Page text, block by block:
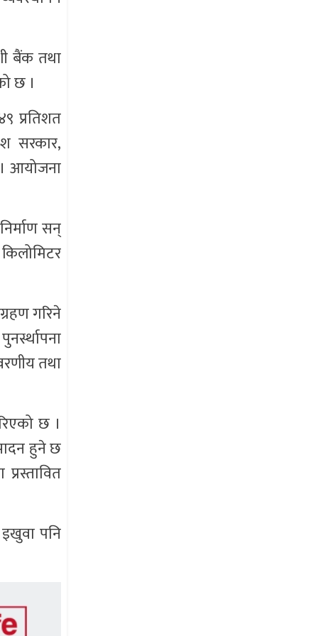
बैंक तथा
छ ।
प्रतिशत
सरकार,
आयोजना
सन्
गरिने
तथा
छ ।
हुने छ
पनि